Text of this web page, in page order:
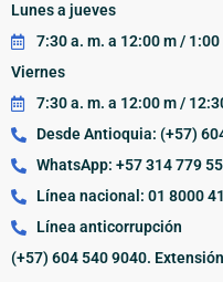
Lunes a jueves
7:30 a. m. a 12:00 m /
Viernes
7:30 a. m. a 12:00 m /
Desde Antioquia: (+57)
WhatsApp: +57 314 779
Línea nacional: 01 8000
Línea anticorrupción
(+57) 604 540 9040.